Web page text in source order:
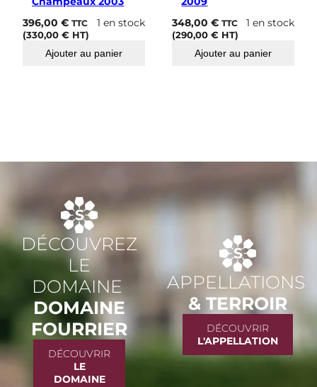
396,00€ TTC
(330,00€ HT)
1 en stock
Ajouter au panier
348,00€ TTC
(290,00€ HT)
1 en stock
Ajouter au panier
DÉCOUVREZ
LE
DOMAINE
DOMAINE
FOURRIER
DÉCOUVRIR
LE
DOMAINE
APPELLATIONS
& TERROIR
DÉCOUVRIR
L'APPELLATION